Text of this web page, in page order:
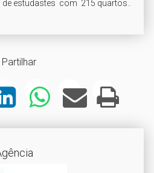
Partilhar
estudastes  com  215 quartos..